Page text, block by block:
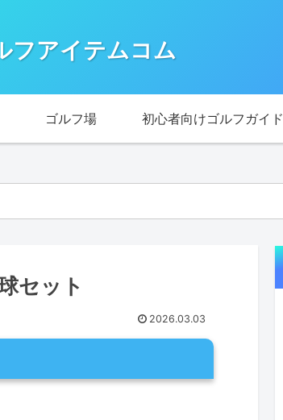
フアイテムコム
ゴルフ場 初心者向けゴルフガイド
セット
2026.03.03